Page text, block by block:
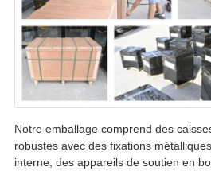
Notre emballage comprend des
robustes avec des fixations
interne, des appareils de soutien en